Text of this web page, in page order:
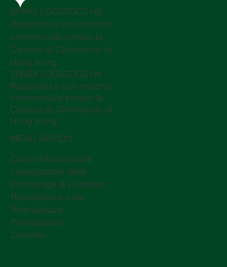
SPARX LOGISTICS HK,
Registrato e con marchio
commerciale presso la
Camera di Commercio di
Hong Kong
SPARX LOGISTICS HK,
Registrato e con marchio
commerciale presso la
Camera di Commercio di
Hong Kong
MENÙ RAPIDO
Centro Multimediale
Localizzatore Web
Demurrage & Detention
Rulespolitica sulla
Riservatezza
Prenotazione
Contatto